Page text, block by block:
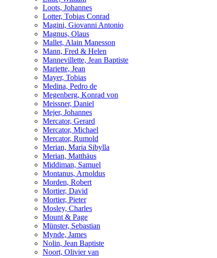
Loots, Johannes
Lotter, Tobias Conrad
Magini, Giovanni Antonio
Magnus, Olaus
Mallet, Alain Manesson
Mann, Fred & Helen
Mannevillette, Jean Baptiste
Mariette, Jean
Mayer, Tobias
Medina, Pedro de
Megenberg, Konrad von
Meissner, Daniel
Mejer, Johannes
Mercator, Gerard
Mercator, Michael
Mercator, Rumold
Merian, Maria Sibylla
Merian, Matthäus
Middiman, Samuel
Montanus, Arnoldus
Morden, Robert
Mortier, David
Mortier, Pieter
Mosley, Charles
Mount & Page
Münster, Sebastian
Mynde, James
Nolin, Jean Baptiste
Noort, Olivier van